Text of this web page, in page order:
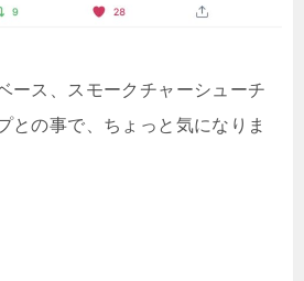
ース、スモークチャーシューチ
との事で、ちょっと気になりま